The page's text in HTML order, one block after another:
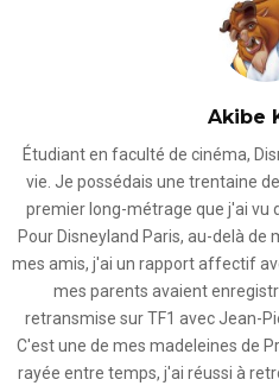
Akibe
Étudiant en faculté de cinéma,
vie. Je possédais une trentaine
premier long-métrage que j'ai vu
Pour Disneyland Paris, au-delà
mes amis, j'ai un rapport affectif
mes parents avaient
retransmise sur TF1 avec Jean-
C'est une de mes madeleines de
rayée entre temps, j'ai réussi à